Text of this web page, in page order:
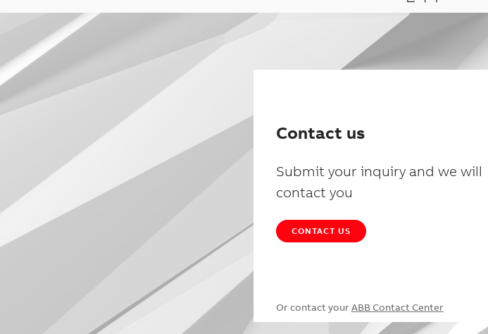
Contact us
Submit your inquiry and we will
contact you
CONTACT US
Or contact your ABB Contact Center